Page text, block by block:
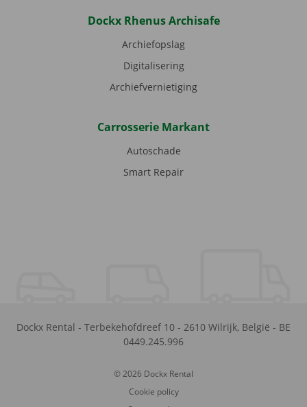
Dockx Rhenus Archisafe
Archiefopslag
Digitalisering
Archiefvernietiging
Carrosserie Markant
Autoschade
Smart Repair
Dockx Rental - Terbekehofdreef 10 - 2610 Wilrijk, België - BE
0449.245.996
© 2026 Dockx Rental
Cookie policy